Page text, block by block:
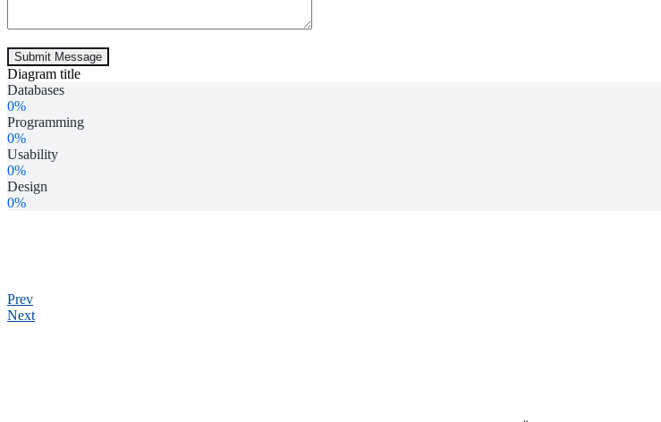
Diagram title
Databases
0%
Programming
0%
Usability
0%
Design
0%
Prev
Next